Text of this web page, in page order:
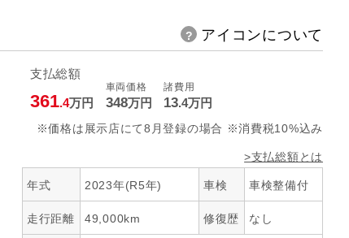
アイコンについて
支払総額
361.4万円
車両価格
348万円
諸費用
13.4万円
※価格は展示店にて8月登録の場合 ※消費税10%込み
>支払総額とは
年式 2023年(R5年) 車検 車検整備付
走行距離 49,000km 修復歴 なし